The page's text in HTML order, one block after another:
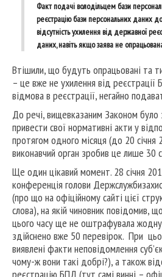
Факт подачі володільцем бази
реєстрацію бази персональних даних
відсутність ухилення від державної
даних, навіть якщо заява не
Втішили, що будуть опрацьовані та
– це вже не ухилення від
відмова в реєстрації, негайно
До речі, вищевказаним Законом було
привести свої нормативні акти у
протягом одного місяця (до 20 січня
виконавчий орган зробив це лише 30
Ще один цікавий момент. 28 січня
конференція голови
(про що на офіційному сайті цієї
слова), на якій чиновник повідомив,
цього часу ще не оштрафувала жодну
здійснено вже 50 перевірок. При
виявлені факти неповідомлення
чому-ж вони такі добрі?), а також